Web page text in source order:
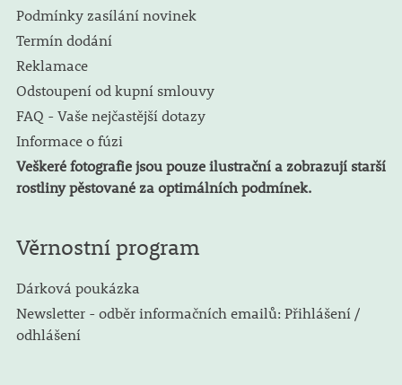
Podmínky zasílání novinek
Termín dodání
Reklamace
Odstoupení od kupní smlouvy
FAQ - Vaše nejčastější dotazy
Informace o fúzi
Veškeré fotografie jsou pouze ilustrační a zobrazují starší
rostliny pěstované za optimálních podmínek.
Věrnostní program
Dárková poukázka
Newsletter - odběr informačních emailů: Přihlášení /
odhlášení